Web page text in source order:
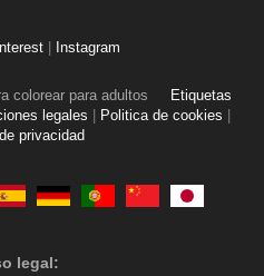
Instagram
colorear para adultos
Etiquetas
legales Politica de cookies
privacidad
legal: